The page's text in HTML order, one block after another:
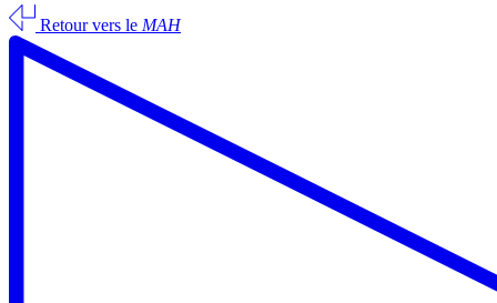
Retour vers le MAH